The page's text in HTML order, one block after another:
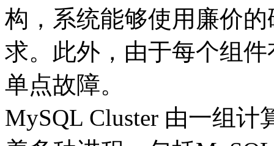
构，系统能够使用廉价
求。此外，由于每个组
单点故障。
MySQL Cluster 由一组